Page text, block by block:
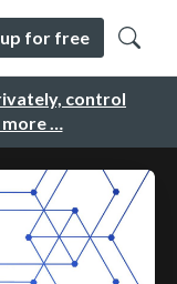
control
more …
up for free